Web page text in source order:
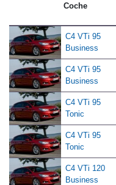
Coche
C4 VTi 95
Business
C4 VTi 95
Business
C4 VTi 95
Tonic
C4 VTi 95
Tonic
C4 VTi 120
Business